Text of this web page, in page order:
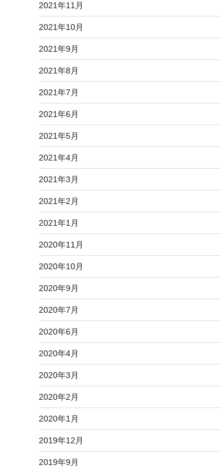
2021年11月
2021年10月
2021年9月
2021年8月
2021年7月
2021年6月
2021年5月
2021年4月
2021年3月
2021年2月
2021年1月
2020年11月
2020年10月
2020年9月
2020年7月
2020年6月
2020年4月
2020年3月
2020年2月
2020年1月
2019年12月
2019年9月